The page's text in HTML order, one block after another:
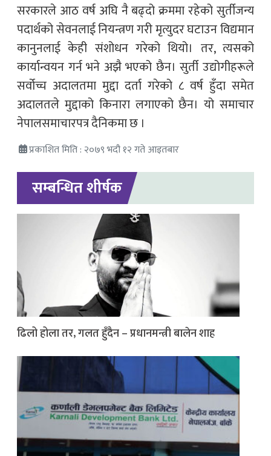
सरकारले आठ वर्ष अघि नै बढ्दो क्रममा रहेको सुर्तीजन्य
पदार्थको सेवनलाई नियन्त्रण गरी मृत्युदर घटाउन विद्यमान
कानुनलाई केही संशोधन गरेको थियो। तर, त्यसको
कार्यान्वयन गर्न भने अझै भएको छैन। सुर्ती उद्योगीहरूले
सर्वोच्च अदालतमा मुद्दा दर्ता गरेको ८ वर्ष हुँदा समेत
अदालतले मुद्दाको किनारा लगाएको छैन। यो समाचार
नेपालसमाचारपत्र दैनिकमा छ ।
प्रकाशित मिति : २०७९ भदौ १२ गते आइतबार
सम्बन्धित शीर्षक
ढिलो होला तर, गलत हुँदैन – प्रधानमन्त्री बालेन शाह